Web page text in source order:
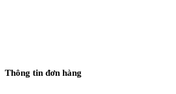
Thông tin đơn hàng